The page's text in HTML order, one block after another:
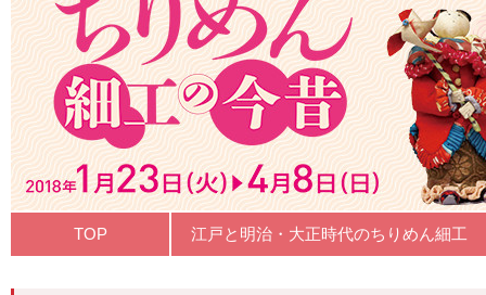
TOP 江戸と明治・大正時代のちりめん細工